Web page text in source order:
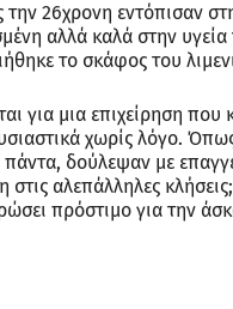
την 26χρονη εντόπισαν
αλλά καλά στην
το σκάφος του
για μια επιχείρηση
χωρίς λόγο.
πάντα, δούλεψαν με
στις αλεπάλληλες
πρόστιμο για την